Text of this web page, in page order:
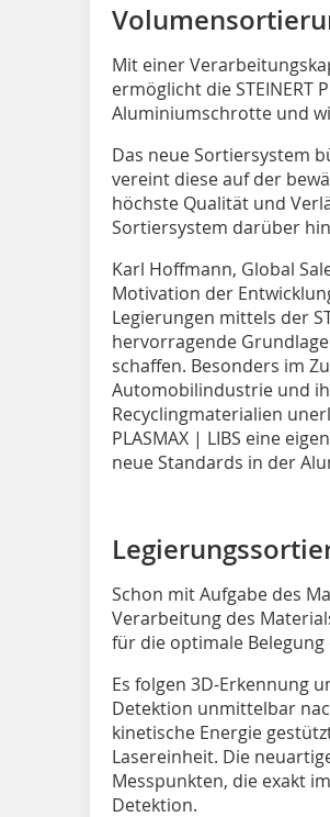
Mit einer
ermöglicht die STEINERT
Aluminiumschrotte und
Das neue Sortiersystem
vereint diese auf der
höchste Qualität und
Sortiersystem darüber
Karl Hoffmann, Global
Motivation der
Legierungen mittels der
hervorragende
schaffen. Besonders im
Automobilindustrie und
Recyclingmaterialien
PLASMAX | LIBS eine
neue Standards in der
Schon mit Aufgabe des
Verarbeitung des
für die optimale
Es folgen 3D-Erkennung
Detektion unmittelbar
kinetische Energie
Lasereinheit. Die
Messpunkten, die exakt
Detektion.